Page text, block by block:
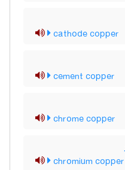
cathode copper
cement copper
chrome copper
chromium copper